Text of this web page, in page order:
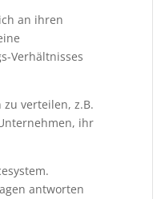
an ihren
Verhältnisses
verteilen, z.B.
ihr
antworten